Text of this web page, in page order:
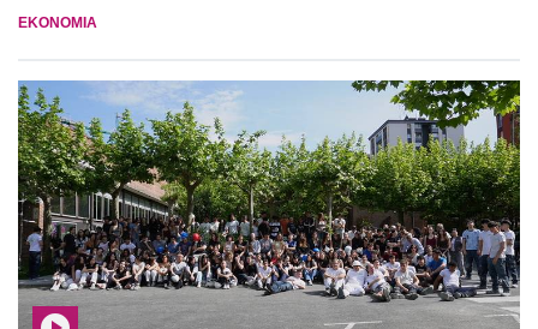
EKONOMIA